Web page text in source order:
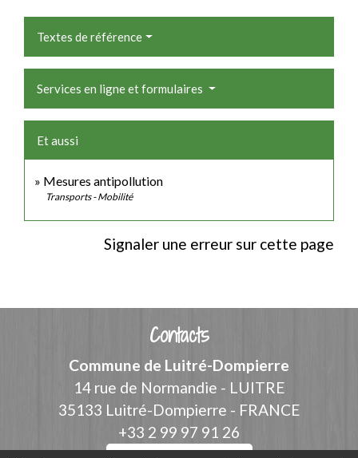
Textes de référence
Services en ligne et formulaires
Et aussi
Mesures antipollution
Transports - Mobilité
Signaler une erreur sur cette page
Contacts
Commune de Luitré-Dompierre
14 rue de Normandie - LUITRE
35133 Luitré-Dompierre - FRANCE
+33 2 99 97 91 26